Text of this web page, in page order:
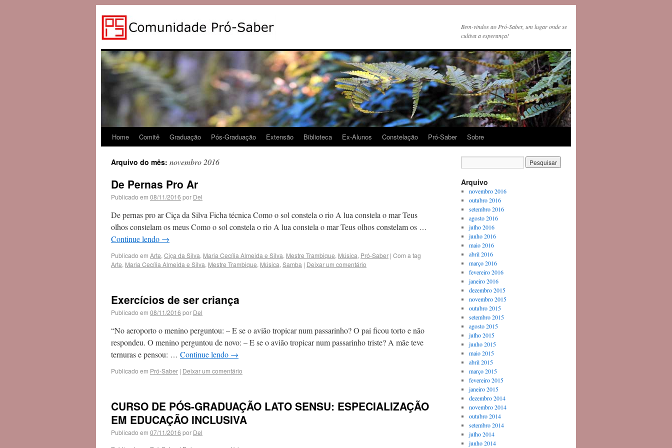
Bem-vindos ao Pró-Saber, um lugar onde se
cultiva a esperança!
Home Comitê Graduação Pós-Graduação Extensão Biblioteca Ex-Alunos Constelação Pró-Saber Sobre
Arquivo do mês: novembro 2016
De Pernas Pro Ar
Publicado em 08/11/2016 por Del
De pernas pro ar Ciça da Silva Ficha técnica Como o sol constela o rio A lua constela o mar Teus
olhos constelam os meus Como o sol constela o rio A lua constela o mar Teus olhos constelam os …
Continue lendo →
Publicado em Arte, Ciça da Silva, Maria Cecília Almeida e Silva, Mestre Trambique, Música, Pró-Saber | Com a tag
Arte, Maria Cecília Almeida e Silva, Mestre Trambique, Música, Samba | Deixar um comentário
Exercícios de ser criança
Publicado em 08/11/2016 por Del
“No aeroporto o menino perguntou: – E se o avião tropicar num passarinho? O pai ficou torto e não
respondeu. O menino perguntou de novo: – E se o avião tropicar num passarinho triste? A mãe teve
ternuras e pensou: … Continue lendo →
Publicado em Pró-Saber | Deixar um comentário
CURSO DE PÓS-GRADUAÇÃO LATO SENSU: ESPECIALIZAÇÃO
EM EDUCAÇÃO INCLUSIVA
Publicado em 07/11/2016 por Del
Arquivo
novembro 2016
outubro 2016
setembro 2016
agosto 2016
julho 2016
junho 2016
maio 2016
abril 2016
março 2016
fevereiro 2016
janeiro 2016
dezembro 2015
novembro 2015
outubro 2015
setembro 2015
agosto 2015
julho 2015
junho 2015
maio 2015
abril 2015
março 2015
fevereiro 2015
janeiro 2015
dezembro 2014
novembro 2014
outubro 2014
setembro 2014
julho 2014
junho 2014